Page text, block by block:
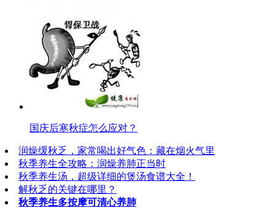
国庆后寒秋症怎么应对？
润燥缓秋乏，家常喝出好气色：藏在烟火气里
秋季养生全攻略：润燥养肺正当时
秋季养生汤，超级详细的煲汤食谱大全！
解秋乏的关键在哪里？
秋季养生多按摩可清心养肺